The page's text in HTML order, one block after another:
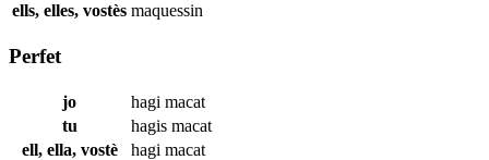
ells, elles, vostès maquessin
Perfet
jo hagi macat
tu
hagis macat
ell, ella, vostè
hagi macat